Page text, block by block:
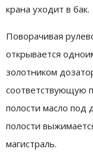
крана уходит в бак.
Поворачивая
открывается
золотником
соответствующую
полости масло под
полости
магистраль.